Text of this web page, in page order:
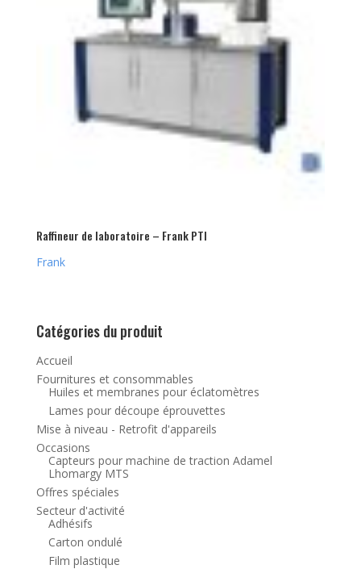
Raffineur de laboratoire – Frank PTI
Frank
Catégories du produit
Accueil
Fournitures et consommables
Huiles et membranes pour éclatomètres
Lames pour découpe éprouvettes
Mise à niveau - Retrofit d'appareils
Occasions
Capteurs pour machine de traction Adamel
Lhomargy MTS
Offres spéciales
Secteur d'activité
Adhésifs
Carton ondulé
Film plastique